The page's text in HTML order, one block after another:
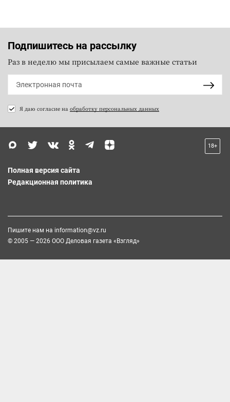
Подпишитесь на рассылку
Раз в неделю мы присылаем самые важные статьи
Я даю согласие на обработку персональных данных
18+
Полная версия сайта
Редакционная политика
Пишите нам на information@vz.ru
© 2005 — 2026 ООО Деловая газета «Взгляд»